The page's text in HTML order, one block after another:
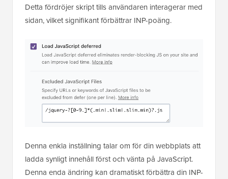
Detta fördröjer skript tills användaren interagerar med
sidan, vilket signifikant förbättrar INP-poäng.
Denna enkla inställning talar om för din webbplats att
ladda synligt innehåll först och vänta på JavaScript.
Denna enda ändring kan dramatiskt förbättra din INP-